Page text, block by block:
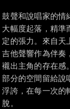
鼓聲和說唱家的情
大幅度起落，精準
定的張力。來自天
吉他聲響作為伴奏
襯出主角的存在感
部分的空間留給說
浮誇，在每一次的
脫。